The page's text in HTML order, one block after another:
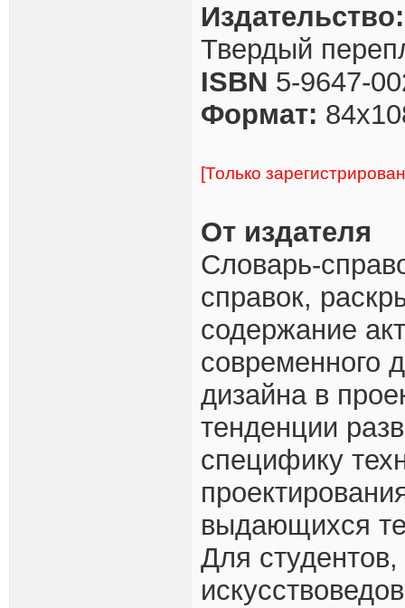
Издательство:
Твердый
ISBN 5-9647-
Формат:
[Только
От издателя
Словарь-
справок,
содержание
современного
дизайна в
тенденции
специфику
выдающихся
Для